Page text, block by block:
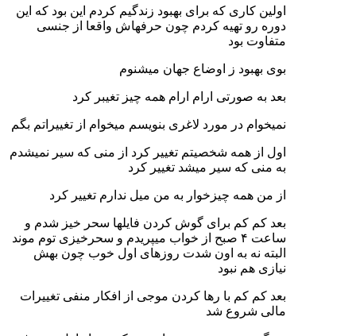
اولین کاری که برای بهبود زندگیم کردم این بود که این
دوره رو تهیه کردم چون حرفهاش واقعا از جنسی
متفاوت بود
بوی بهبود ز اوضاع جهان میشنوم
بعد به صورتی ارام ارام همه چیز تغیبر کرد
نمیخوام در مورد لاغری بنویسم میخوام از تغییراتم بگم
اول از همه شخصیتم تغییر کرد از منی که سیر نمیشدم
به منی که سیر میشد تغییر کرد
از من همه چیزخوار به من میل ندارم تغییر کرد
بعد کم کم برای گوش کردن فایلها سحر خیز شدم و
ساعت ۴ صبح از خواب میپریدم و سحرخیزی توم موند
البته نه به اون شدت روزهای اول خوب چون بهش
نیازی هم نبود
بعد کم کم با رها کردن موجی از افکار منفی تغییرات
مالی شروع شد